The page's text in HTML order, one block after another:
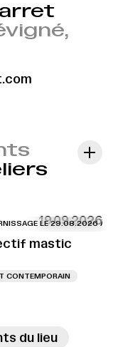
19.09.2026
LE 29.08.2026 À 18H
mastic
CONTEMPORAIN
du lieu